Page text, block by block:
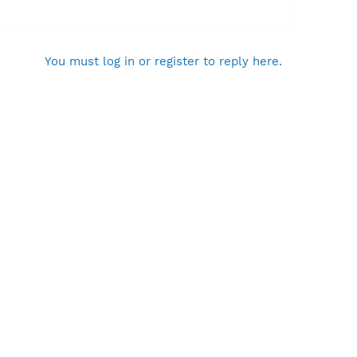
You must log in or register to reply here.